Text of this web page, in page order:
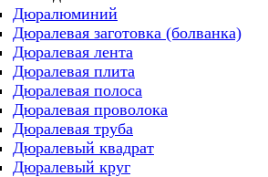
Дюралюминий
Дюралевая заготовка (болванка)
Дюралевая лента
Дюралевая плита
Дюралевая полоса
Дюралевая проволока
Дюралевая труба
Дюралевый квадрат
Дюралевый круг